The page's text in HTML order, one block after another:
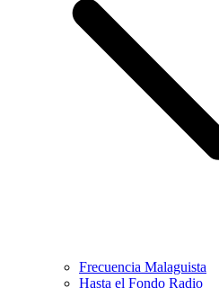
Frecuencia Malaguista
Hasta el Fondo Radio